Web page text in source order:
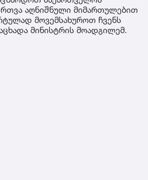
აღნიშნული მიმართულებით
მოვემსახუროთ ჩვენს
მინისტრის მოადგილემ.